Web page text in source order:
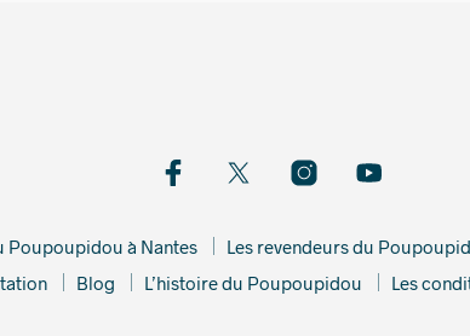
Poupoupidou à Nantes Les revendeurs du
Blog L’histoire du Poupoupidou Les